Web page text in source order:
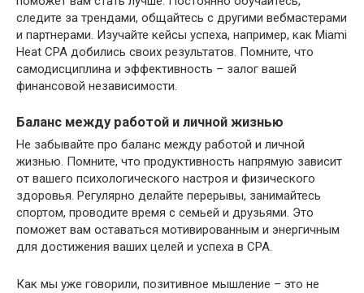
следите за трендами, общайтесь с другими вебмастерами
и партнерами. Изучайте кейсы успеха, например, как Miami
Heat CPA добились своих результатов. Помните, что
самодисциплина и эффективность – залог вашей
финансовой независимости.
Баланс между работой и личной жизнью
Не забывайте про баланс между работой и личной
жизнью. Помните, что продуктивность напрямую зависит
от вашего психологического настроя и физического
здоровья. Регулярно делайте перерывы, занимайтесь
спортом, проводите время с семьей и друзьями. Это
поможет вам оставаться мотивированным и энергичным
для достижения ваших целей и успеха в CPA.
Как мы уже говорили, позитивное мышление – это не